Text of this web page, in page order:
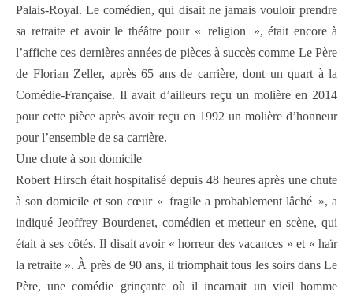
Palais-Royal. Le comédien, qui disait ne jamais vouloir prendre
sa retraite et avoir le théâtre pour « religion », était encore à
l’affiche ces dernières années de pièces à succès comme Le Père
de Florian Zeller, après 65 ans de carrière, dont un quart à la
Comédie-Française. Il avait d’ailleurs reçu un molière en 2014
pour cette pièce après avoir reçu en 1992 un molière d’honneur
pour l’ensemble de sa carrière.
Une chute à son domicile
Robert Hirsch était hospitalisé depuis 48 heures après une chute
à son domicile et son cœur « fragile a probablement lâché », a
indiqué Jeoffrey Bourdenet, comédien et metteur en scène, qui
était à ses côtés. Il disait avoir « horreur des vacances » et « haïr
la retraite ». À près de 90 ans, il triomphait tous les soirs dans Le
Père, une comédie grinçante où il incarnait un vieil homme